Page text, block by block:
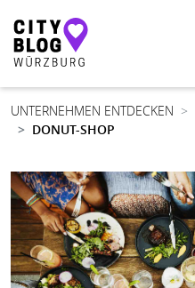
Hauptnavigation
UNTERNEHMEN ENTDECKEN
DONUT-SHOP